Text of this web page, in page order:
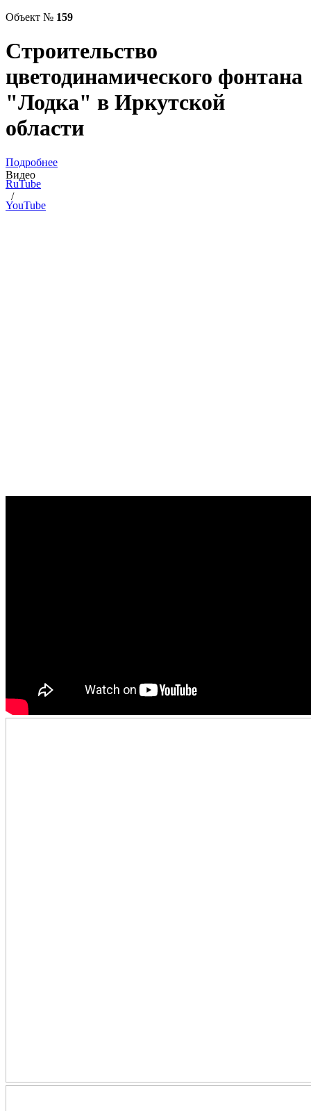
Объект № 159
Строительство
цветодинамического фонтана
"Лодка" в Иркутской
области
Подробнее
Видео
RuTube
/
YouTube